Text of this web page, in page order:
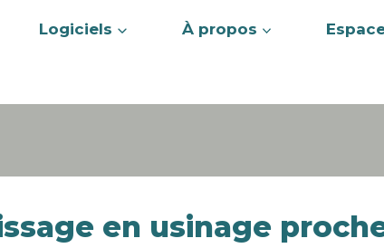
Logiciels À propos
en usinage